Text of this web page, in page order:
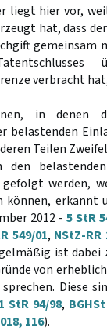
liegt hier vor,
hat, dass
verbracht
in denen
belastenden
Teilen
werden,
können,
2012 -5 StR
549/01, NStZ-RR
ist dabei
von
Diese
1 StR 94/98,
116).